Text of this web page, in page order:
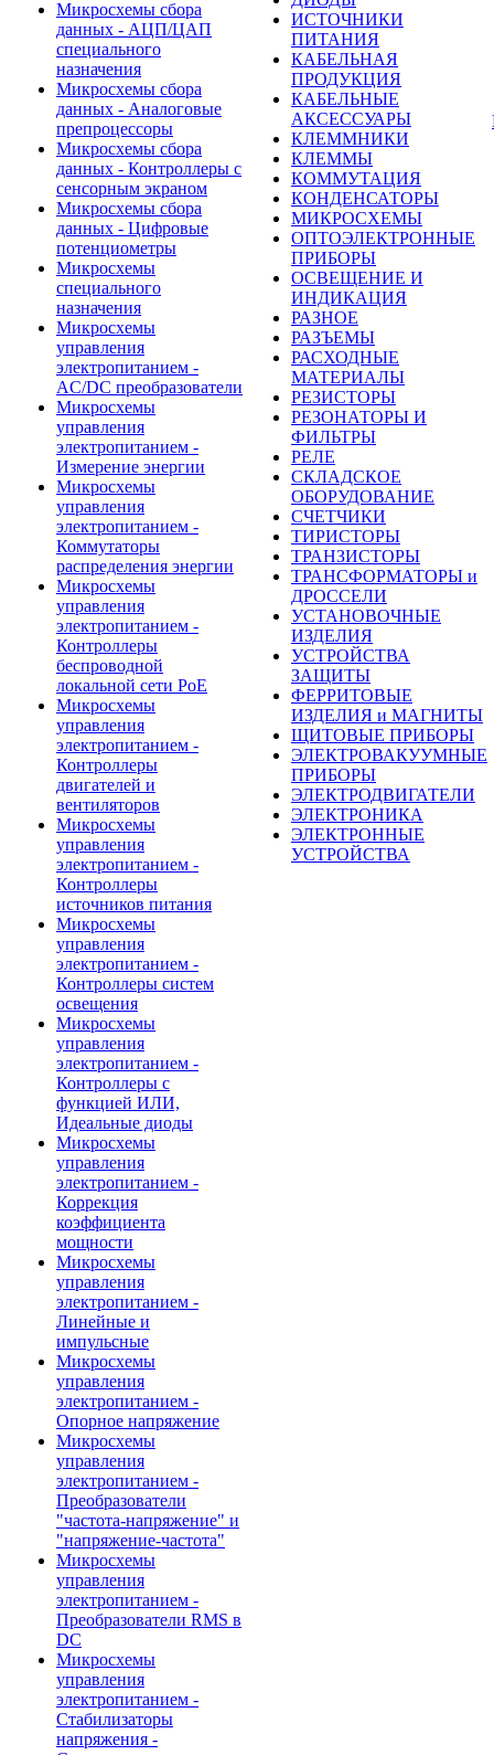
Микросхемы сбора
данных - АЦП/ЦАП
специального
назначения
Микросхемы сбора
данных - Аналоговые
препроцессоры
Микросхемы сбора
данных - Контроллеры с
сенсорным экраном
Микросхемы сбора
данных - Цифровые
потенциометры
Микросхемы
специального
назначения
Микросхемы
управления
электропитанием -
AC/DC преобразователи
Микросхемы
управления
электропитанием -
Измерение энергии
Микросхемы
управления
электропитанием -
Коммутаторы
распределения энергии
Микросхемы
управления
электропитанием -
Контроллеры
беспроводной
локальной сети PoE
Микросхемы
управления
электропитанием -
Контроллеры
двигателей и
вентиляторов
Микросхемы
управления
электропитанием -
Контроллеры
источников питания
Микросхемы
управления
электропитанием -
Контроллеры систем
освещения
Микросхемы
управления
электропитанием -
Контроллеры с
функцией ИЛИ,
Идеальные диоды
Микросхемы
управления
электропитанием -
Коррекция
коэффициента
мощности
Микросхемы
управления
электропитанием -
Линейные и
импульсные
Микросхемы
управления
электропитанием -
Опорное напряжение
Микросхемы
управления
электропитанием -
Преобразователи
"частота-напряжение" и
"напряжение-частота"
Микросхемы
управления
электропитанием -
Преобразователи RMS в
DC
Микросхемы
управления
электропитанием -
Стабилизаторы
напряжения -
ИСТОЧНИКИ
ПИТАНИЯ
КАБЕЛЬНАЯ
ПРОДУКЦИЯ
КАБЕЛЬНЫЕ
АКСЕССУАРЫ
КЛЕММНИКИ
КЛЕММЫ
КОММУТАЦИЯ
КОНДЕНСАТОРЫ
МИКРОСХЕМЫ
ОПТОЭЛЕКТРОННЫЕ
ПРИБОРЫ
ОСВЕЩЕНИЕ И
ИНДИКАЦИЯ
РАЗНОЕ
РАЗЪЕМЫ
РАСХОДНЫЕ
МАТЕРИАЛЫ
РЕЗИСТОРЫ
РЕЗОНАТОРЫ И
ФИЛЬТРЫ
РЕЛЕ
СКЛАДСКОЕ
ОБОРУДОВАНИЕ
СЧЕТЧИКИ
ТИРИСТОРЫ
ТРАНЗИСТОРЫ
ТРАНСФОРМАТОРЫ и
ДРОССЕЛИ
УСТАНОВОЧНЫЕ
ИЗДЕЛИЯ
УСТРОЙСТВА
ЗАЩИТЫ
ФЕРРИТОВЫЕ
ИЗДЕЛИЯ и МАГНИТЫ
ЩИТОВЫЕ ПРИБОРЫ
ЭЛЕКТРОВАКУУМНЫЕ
ПРИБОРЫ
ЭЛЕКТРОДВИГАТЕЛИ
ЭЛЕКТРОНИКА
ЭЛЕКТРОННЫЕ
УСТРОЙСТВА